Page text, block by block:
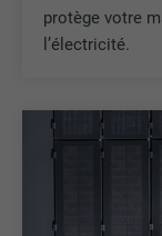
protège votre
l’électricité.